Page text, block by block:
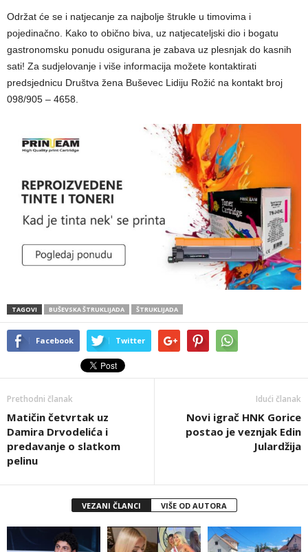
Održat će se i natjecanje za najbolje štrukle u timovima i
pojedinačno. Kako to obično biva, uz natjecateljski dio i bogatu
gastronomsku ponudu osigurana je zabava uz plesnjak do kasnih
sati! Za sudjelovanje i više informacija možete kontaktirati
predsjednicu Društva žena Buševec Lidiju Rožić na kontakt broj
098/905 – 4658.
TAGOVI BUŠEVSKA ŠTRUKLIJADA ŠTRUKLIJADA
Facebook Twitter
Prethodni članak
Matičin četvrtak uz
Damira Drvodelića i
predavanje o slatkom
pelinu
Idući članak
Novi igrač HNK Gorice
postao je veznjak Edin
Julardžija
VEZANI ČLANCI VIŠE OD AUTORA